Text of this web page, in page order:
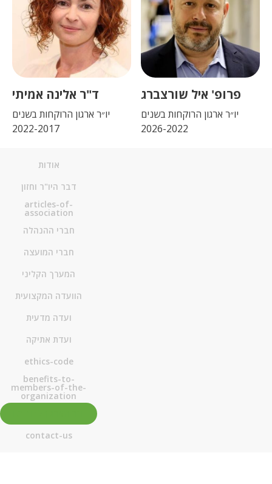
ד"ר אלינה אמיתי
יו״ר ארגון הרוקחות בשנים
2022-2017
פרופ' איל שורצברג
יו״ר ארגון הרוקחות בשנים
2026-2022
אודות
דבר היו"ר וחזון
articles-of-
association
חברי ההנהלה
חברי המועצה
המערך הקליני
הוועדה המקצועית
ועדה מדעית
ועדת אתיקה
ethics-code
benefits-to-
members-of-the-
organization
contact-us